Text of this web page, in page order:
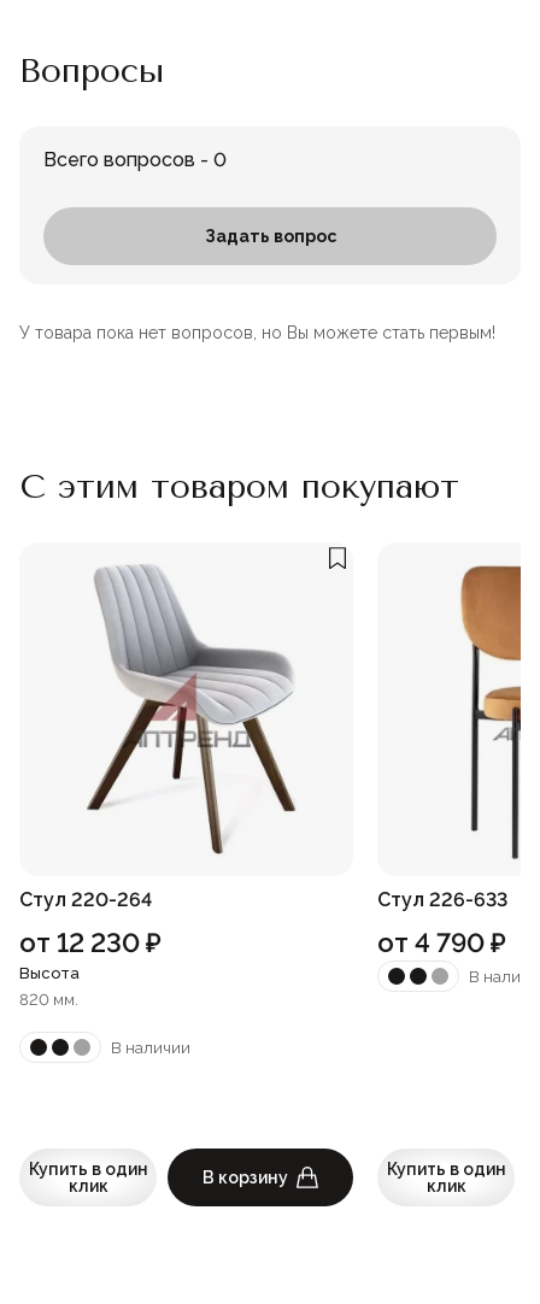
Вопросы
Всего вопросов - 0
Задать вопрос
У товара пока нет вопросов, но Вы можете стать первым!
С этим товаром покупают
Стул 220-264
от 12 230₽
Высота
820 мм.
В наличии
Купить в один
клик
В корзину
Стул 226-633
от 4 790₽
В
Купить в один
клик